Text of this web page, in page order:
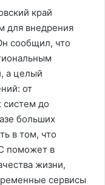
край
для внедрения
сообщил, что
а целый
от
систем до
больших
в том, что
поможет в
жизни,
сервисы